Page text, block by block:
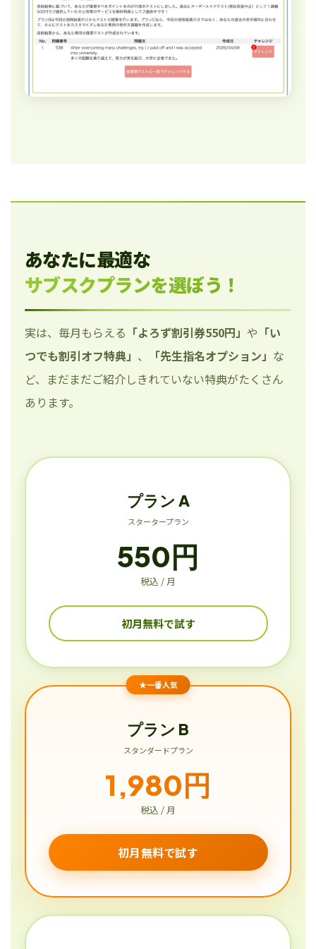
あなたに最適な
サブスクプランを選ぼう！
実は、毎月もらえる 「よろず割引券550円」 や 「い
つでも割引オフ特典」 、 「先生指名オプション」 な
ど、まだまだご紹介しきれていない特典がたくさん
あります。
プラン A
スタータープラン
550円
税込 / 月
初月無料で試す
★一番人気
プラン B
スタンダードプラン
1,980円
税込 / 月
初月無料で試す